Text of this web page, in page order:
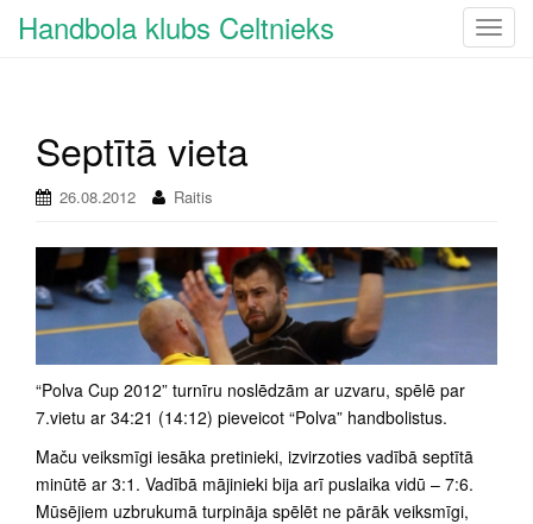
T
v
i
t
Handbola klubs Celtnieks
Septītā vieta
26.08.2012 Raitis
“Polva Cup 2012” turnīru noslēdzām ar uzvaru, spēlē par
7.vietu ar 34:21 (14:12) pieveicot “Polva” handbolistus.
Maču veiksmīgi iesāka pretinieki, izvirzoties vadībā septītā
minūtē ar 3:1. Vadībā mājinieki bija arī puslaika vidū – 7:6.
Mūsējiem uzbrukumā turpināja spēlēt ne pārāk veiksmīgi,